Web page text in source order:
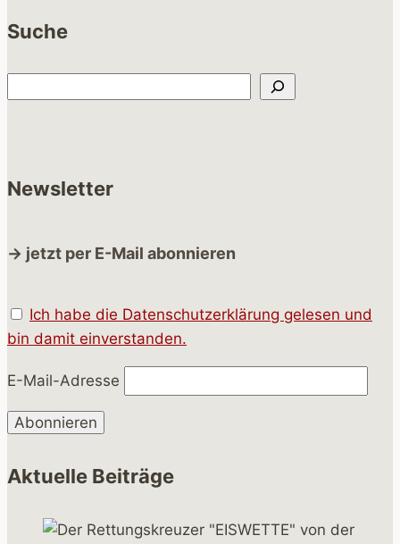
Suche
Newsletter
→ jetzt per E-Mail abonnieren
Ich habe die Datenschutzerklärung gelesen und
bin damit einverstanden.
E-Mail-Adresse
Aktuelle Beiträge